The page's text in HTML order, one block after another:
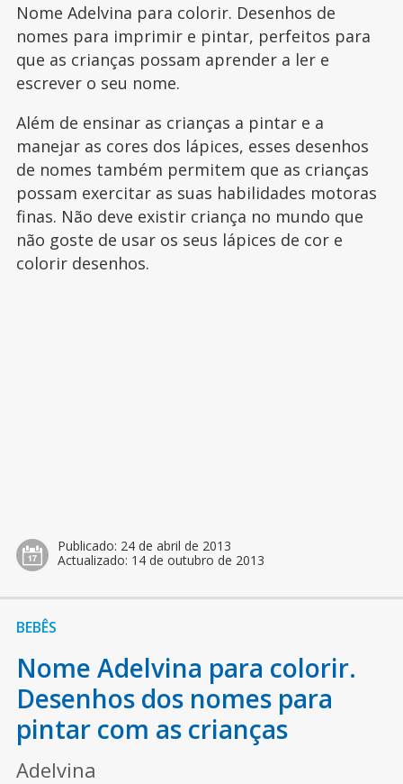
Nome Adelvina para colorir. Desenhos de
nomes para imprimir e pintar, perfeitos para
que as crianças possam aprender a ler e
escrever o seu nome.
Além de ensinar as crianças a pintar e a
manejar as cores dos lápices, esses desenhos
de nomes também permitem que as crianças
possam exercitar as suas habilidades motoras
finas. Não deve existir criança no mundo que
não goste de usar os seus lápices de cor e
colorir desenhos.
Publicado: 24 de abril de 2013
Actualizado: 14 de outubro de 2013
BEBÊS
Nome Adelvina para colorir.
Desenhos dos nomes para
pintar com as crianças
Adelvina